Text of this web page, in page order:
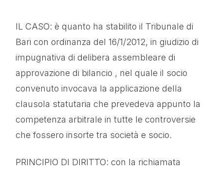
IL CASO: è quanto ha stabilito il Tribunale di
Bari con ordinanza del 16/1/2012, in giudizio di
impugnativa di delibera assembleare di
approvazione di bilancio , nel quale il socio
convenuto invocava la applicazione della
clausola statutaria che prevedeva appunto la
competenza arbitrale in tutte le controversie
che fossero insorte tra società e socio.
PRINCIPIO DI DIRITTO: con la richiamata